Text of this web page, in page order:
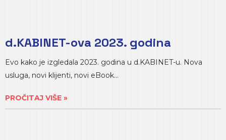
d.KABINET-ova 2023. godina
Evo kako je izgledala 2023. godina u d.KABINET-u. Nova
usluga, novi klijenti, novi eBook…
PROČITAJ VIŠE »